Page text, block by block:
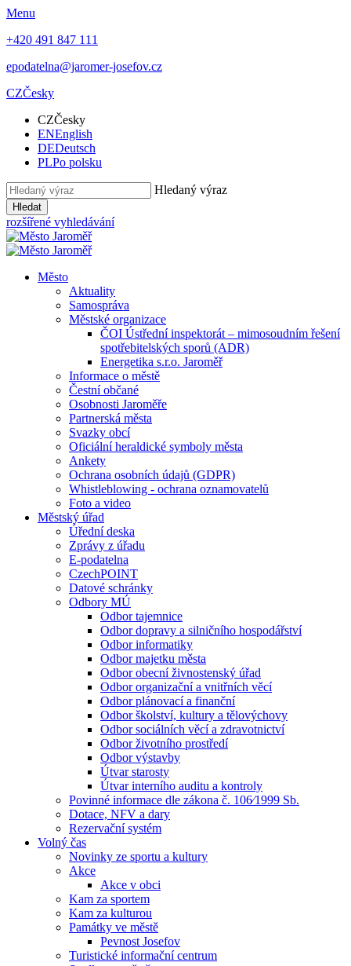
Menu
+420 491 847 111
epodatelna@jaromer-josefov.cz
CZČesky
CZČesky
ENEnglish
DEDeutsch
PLPo polsku
Hledaný výraz
Hledat
rozšířené vyhledávání
Město
Aktuality
Samospráva
Městské organizace
ČOI Ústřední inspektorát – mimosoudním řešení
spotřebitelských sporů (ADR)
Energetika s.r.o. Jaroměř
Informace o městě
Čestní občané
Osobnosti Jaroměře
Partnerská města
Svazky obcí
Oficiální heraldické symboly města
Ankety
Ochrana osobních údajů (GDPR)
Whistleblowing - ochrana oznamovatelů
Foto a video
Městský úřad
Úřední deska
Zprávy z úřadu
E-podatelna
CzechPOINT
Datové schránky
Odbory MÚ
Odbor tajemnice
Odbor dopravy a silničního hospodářství
Odbor informatiky
Odbor majetku města
Odbor obecní živnostenský úřad
Odbor organizační a vnitřních věcí
Odbor plánovací a finanční
Odbor školství, kultury a tělovýchovy
Odbor sociálních věcí a zdravotnictví
Odbor životního prostředí
Odbor výstavby
Útvar starosty
Útvar interního auditu a kontroly
Povinné informace dle zákona č. 106⁄1999 Sb.
Dotace, NFV a dary
Rezervační systém
Volný čas
Novinky ze sportu a kultury
Akce
Akce v obci
Kam za sportem
Kam za kulturou
Památky ve městě
Pevnost Josefov
Turistické informační centrum